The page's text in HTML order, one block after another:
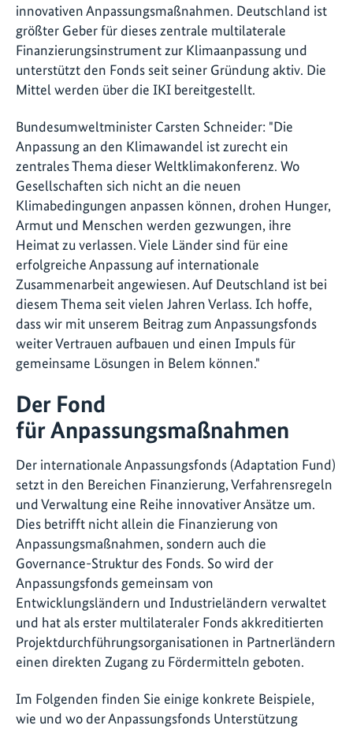
innovativen Anpassungsmaßnahmen. Deutschland ist
größter Geber für dieses zentrale multilaterale
Finanzierungsinstrument zur Klimaanpassung und
unterstützt den Fonds seit seiner Gründung aktiv. Die
Mittel werden über die IKI bereitgestellt.
Bundesumweltminister Carsten Schneider: "Die
Anpassung an den Klimawandel ist zurecht ein
zentrales Thema dieser Weltklimakonferenz. Wo
Gesellschaften sich nicht an die neuen
Klimabedingungen anpassen können, drohen Hunger,
Armut und Menschen werden gezwungen, ihre
Heimat zu verlassen. Viele Länder sind für eine
erfolgreiche Anpassung auf internationale
Zusammenarbeit angewiesen. Auf Deutschland ist bei
diesem Thema seit vielen Jahren Verlass. Ich hoffe,
dass wir mit unserem Beitrag zum Anpassungsfonds
weiter Vertrauen aufbauen und einen Impuls für
gemeinsame Lösungen in Belem können."
Der Fond
für Anpassungsmaßnahmen
Der internationale Anpassungsfonds (Adaptation Fund)
setzt in den Bereichen Finanzierung, Verfahrensregeln
und Verwaltung eine Reihe innovativer Ansätze um.
Dies betrifft nicht allein die Finanzierung von
Anpassungsmaßnahmen, sondern auch die
Governance-Struktur des Fonds. So wird der
Anpassungsfonds gemeinsam von
Entwicklungsländern und Industrieländern verwaltet
und hat als erster multilateraler Fonds akkreditierten
Projektdurchführungsorganisationen in Partnerländern
einen direkten Zugang zu Fördermitteln geboten.
Im Folgenden finden Sie einige konkrete Beispiele,
wie und wo der Anpassungsfonds Unterstützung